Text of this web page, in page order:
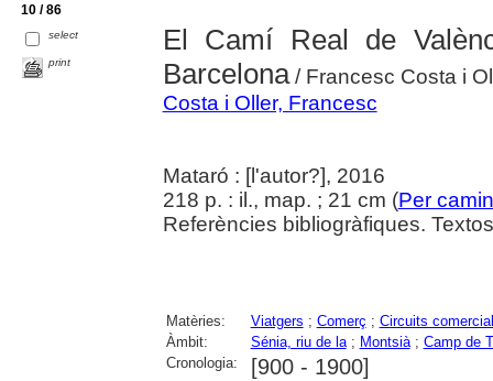
10 / 86
select
print
El Camí Real de
Barcelona/ Francesc Costa i
Costa i Oller, Francesc
Mataró : [l'autor?], 2016
218 p. : il., map. ; 21 cm (Per
Referències bibliogràfiques.
Matèries: Viatgers ; Comerç ; Circuits
Àmbit:
Sénia, riu de la; Montsià; Camp de
Cronologia:
[900 - 1900]